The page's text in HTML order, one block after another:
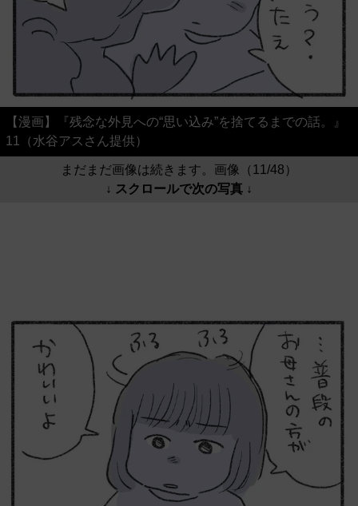
【漫画】『残念な外見への“思い込み”を捨てるまでの話。』
11（水谷アスさん提供）
まだまだ画像は続きます。画像（11/48）
↓ スクロールで次の写真 ↓